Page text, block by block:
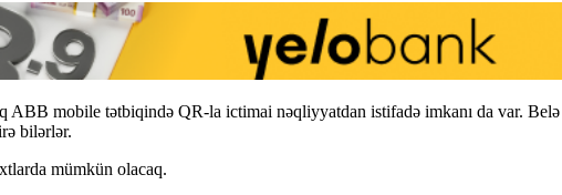
mobile tətbiqində QR-la ictimai nəqliyyatdan istifadə imkanı da var.
bilərlər.
mümkün olacaq.